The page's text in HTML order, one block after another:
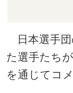
日本選手団
た選手たち
を通じてコ